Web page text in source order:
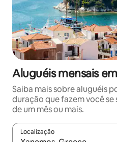
Aluguéis mensais
Saiba mais sobre aluguéis
duração que fazem você
de um mês ou mais.
Localização